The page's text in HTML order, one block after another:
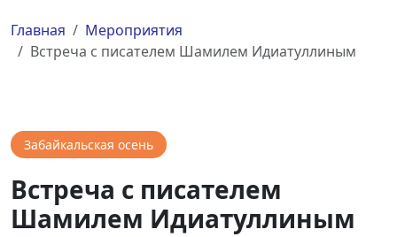
Главная
Мероприятия
Встреча с писателем Шамилем Идиатуллиным
Забайкальская осень
Встреча с писателем
Шамилем Идиатуллиным